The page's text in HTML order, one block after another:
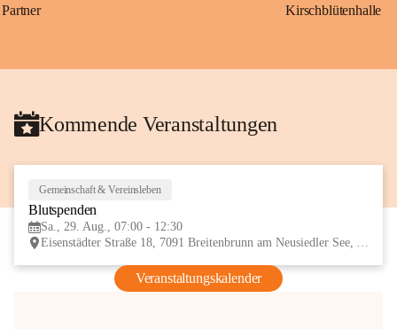
Partner Kirschblütenhalle
Kommende Veranstaltungen
Gemeinschaft & Vereinsleben
Blutspenden
Sa., 29. Aug., 07:00 - 12:30
Eisenstädter Straße 18, 7091 Breitenbrunn am Neusiedler See, AUT
Veranstaltungskalender